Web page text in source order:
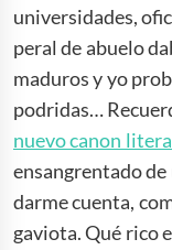
universidades,
peral de abuelo
maduros y yo
podridas…
nuevo canon
ensangrentado de
darme cuenta,
gaviota. Qué rico